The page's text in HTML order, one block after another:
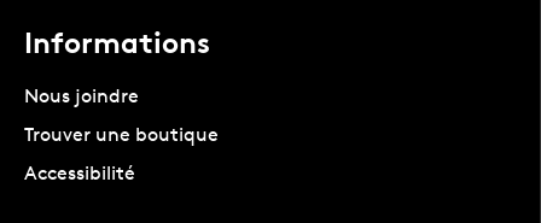
Informations
Nous joindre
Trouver une boutique
Accessibilité